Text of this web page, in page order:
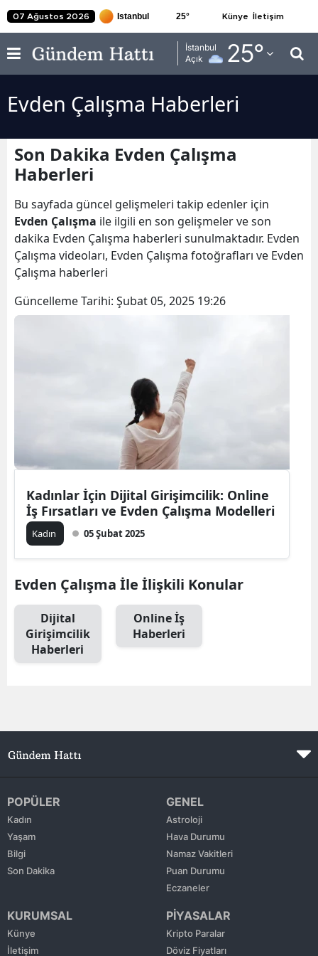
07 Ağustos 2026 25° Künye İletişim
İstanbul
Açık
25°
Adana
Adıyaman
Afyonkarahisar
Amasya
Antalya
Artvin
Balıkesir
Çanakkale
Gaziantep
Gümüşhane
Hakkari
Hatay
Isparta
Evden Çalışma Haberleri
Son Dakika Evden Çalışma
Haberleri
Bu sayfada güncel gelişmeleri takip edenler için
Evden Çalışma ile ilgili en son gelişmeler ve son
dakika Evden Çalışma haberleri sunulmaktadır. Evden
Çalışma videoları, Evden Çalışma fotoğrafları ve Evden
Çalışma haberleri
Güncelleme Tarihi: Şubat 05, 2025 19:26
Kadınlar İçin Dijital Girişimcilik: Online
İş Fırsatları ve Evden Çalışma Modelleri
Kadın 05 Şubat 2025
Evden Çalışma İle İlişkili Konular
Dijital
Girişimcilik
Haberleri
Online İş
Haberleri
POPÜLER
Kadın
Yaşam
Bilgi
Son Dakika
GENEL
Astroloji
Hava Durumu
Namaz Vakitleri
Puan Durumu
Eczaneler
KURUMSAL
Künye
İletişim
PİYASALAR
Kripto Paralar
Döviz Fiyatları